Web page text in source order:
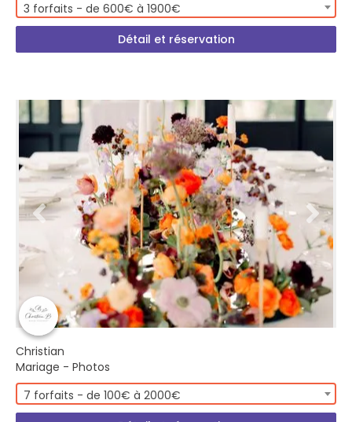
3 forfaits - de 600€ à 1900€
Détail et réservation
Christian
Mariage - Photos
7 forfaits - de 100€ à 2000€